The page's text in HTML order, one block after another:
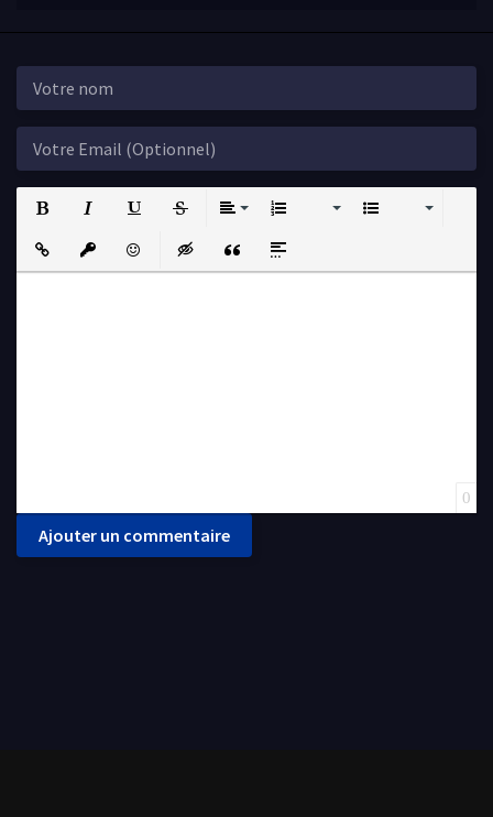
Strikethrough
Insert LinkInsert protected link
EmoticonsInsert hidden text
Insert QuoteInsert spoiler
0
Ajouter un commentaire